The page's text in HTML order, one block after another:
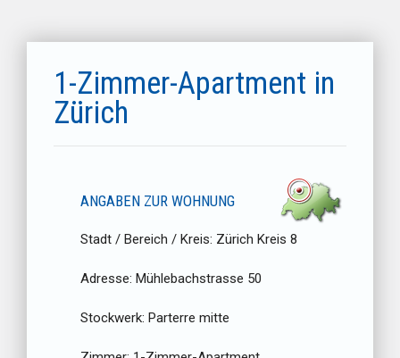
1-Zimmer-Apartment in
Zürich
ANGABEN ZUR WOHNUNG
Stadt / Bereich / Kreis: Zürich Kreis 8
Adresse: Mühlebachstrasse 50
Stockwerk: Parterre mitte